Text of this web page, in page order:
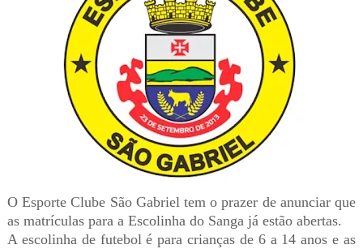
O Esporte Clube São Gabriel tem o prazer de anunciar que
as matrículas para a Escolinha do Sanga já estão abertas.
A escolinha de futebol é para crianças de 6 a 14 anos e as